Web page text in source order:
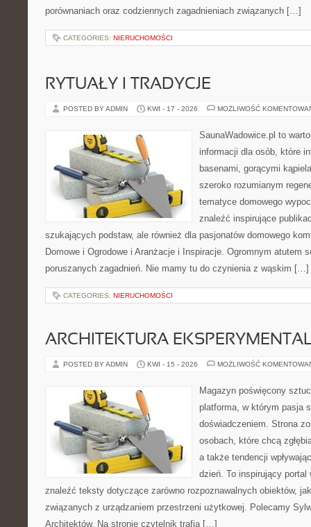
porównaniach oraz codziennych zagadnieniach związanych […]
CATEGORIES: NIERUCHOMOŚCI
RYTUAŁY I TRADYCJE
POSTED BY ADMIN KWI - 17 - 2026 MOŻLIWOŚĆ
SaunaWadowice.pl to
informacji dla osób, które
basenami, gorącymi
szeroko rozumianym
tematyce domowego
znaleźć inspirujące
szukających podstaw, ale również dla pasjonatów domowego
Domowe i Ogrodowe i Aranżacje i Inspiracje. Ogromnym atutem
poruszanych zagadnień. Nie mamy tu do czynienia z wąskim […]
CATEGORIES: NIERUCHOMOŚCI
ARCHITEKTURA
POSTED BY ADMIN KWI - 15 - 2026 MOŻLIWOŚĆ
Magazyn poświęcony
platforma, w którym pasja
doświadczeniem. Strona
osobach, które chcą
a także tendencji
dzień. To inspirujący
znaleźć teksty dotyczące zarówno rozpoznawalnych obiektów,
związanych z urządzaniem przestrzeni użytkowej. Polecamy
Architektów. Na stronie czytelnik trafia […]